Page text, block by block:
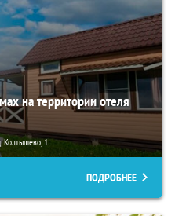
на территории отеля
Колтышево, 1
ПОДРОБНЕЕ